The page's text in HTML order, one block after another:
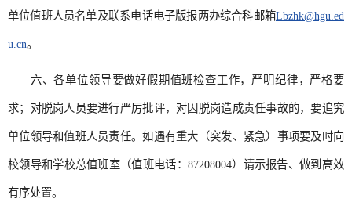
单位值班人员名单及联系电话电子版报两办综合科邮箱Lbzhk@hgu.ed
u.cn。
六、各单位领导要做好假期值班检查工作，严明纪律，严格要
求；对脱岗人员要进行严厉批评，对因脱岗造成责任事故的，要追究
单位领导和值班人员责任。如遇有重大（突发、紧急）事项要及时向
校领导和学校总值班室（值班电话：87208004）请示报告、做到高效
有序处置。